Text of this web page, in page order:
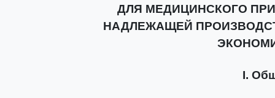
ДЛЯ МЕДИЦИНСКОГО
НАДЛЕЖАЩЕЙ
I.